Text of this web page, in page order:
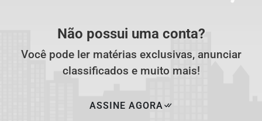
Não possui uma conta?
Você pode ler matérias exclusivas, anunciar
classificados e muito mais!
ASSINE AGORA